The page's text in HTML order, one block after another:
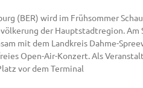
(BER) wird im Frühsommer
der Hauptstadtregion. Am
mit dem Landkreis Dahme-
Open-Air-Konzert. Als
vor dem Terminal